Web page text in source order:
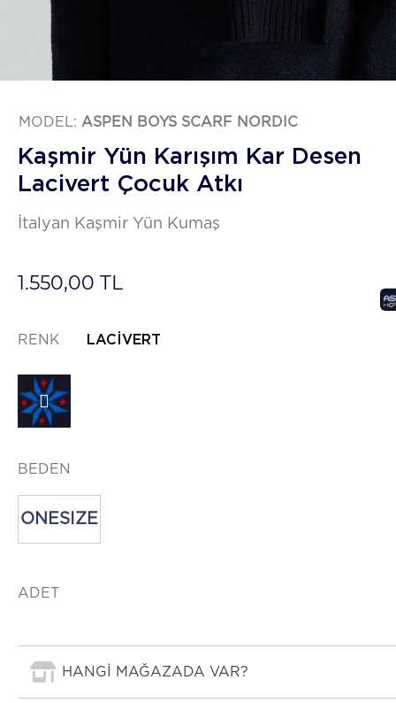
MODEL: ASPEN BOYS SCARF NORDIC
Kaşmir Yün Karışım Kar Desen
Lacivert Çocuk Atkı
İtalyan Kaşmir Yün Kumaş
1.550,00 TL
RENK LACIVERT
BEDEN
ONESIZE
ADET
HANGİ MAĞAZADA VAR?